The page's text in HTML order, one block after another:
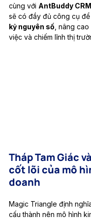
cùng với AntBuddy CRM
sẽ có đầy đủ công cụ để
kỷ nguyên số , nâng
việc và chiếm lĩnh thị
Tháp Tam Giác
cốt lõi của mô
doanh
Magic Triangle định
cấu thành nên mô hình